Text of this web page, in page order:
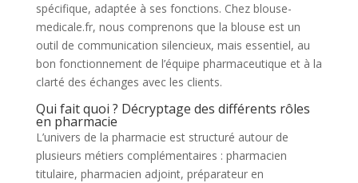
spécifique, adaptée à ses fonctions. Chez blouse-
medicale.fr, nous comprenons que la blouse est un
outil de communication silencieux, mais essentiel, au
bon fonctionnement de l’équipe pharmaceutique et à la
clarté des échanges avec les clients.
Qui fait quoi ? Décryptage des différents rôles
en pharmacie
L’univers de la pharmacie est structuré autour de
plusieurs métiers complémentaires : pharmacien
titulaire, pharmacien adjoint, préparateur en